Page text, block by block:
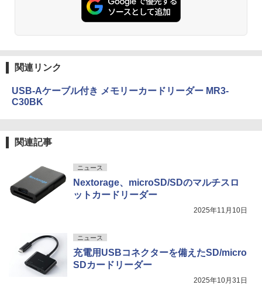
関連リンク
USB-Aケーブル付き メモリーカードリーダー MR3-
C30BK
関連記事
ニュース
Nextorage、microSD/SDのマルチスロ
ットカードリーダー
2025年11月10日
ニュース
充電用USBコネクターを備えたSD/micro
SDカードリーダー
2025年10月31日